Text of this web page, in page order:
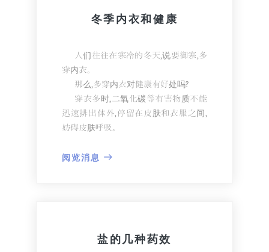
要清除污染源，必须根据防止孢子
有机物和灰尘等会降低消毒药的效
果，所以在消毒前必须彻底清除风管里
的污垢。
风管消毒主要在严重污染时进行，
消毒期间不得运行空调系统。
致心搏过速，提高血压。
这些食品有糖、甜碳酸饮料、果
汁、蜂蜜、甜酱等。
3.脂肪含量高的热量食品
大量摄取热量高的食品，消化道内
的血流会较多。为保证这一过程，心脏
更活跃地开始执行其功能。这可能导致
而饱和脂肪可降低血管的弹性。这
冬季内衣和健康
人们往往在寒冷的冬天,说要御寒,多
穿内衣。
那么,多穿内衣对健康有好处吗?
穿衣多时,二氧化碳等有害物质不能
迅速排出体外,停留在皮肤和衣服之间,
妨碍皮肤呼吸。
湿,不仅汗水不能正常流出, 而且已出的
因此，即使是冬季，也不要多穿内
阅览消息
盐的几种药效